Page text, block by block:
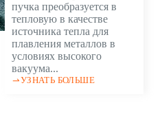
пучка преобразуется в
тепловую в качестве
источника тепла для
плавления металлов в
условиях высокого
вакуума...
УЗНАТЬ БОЛЬШЕ